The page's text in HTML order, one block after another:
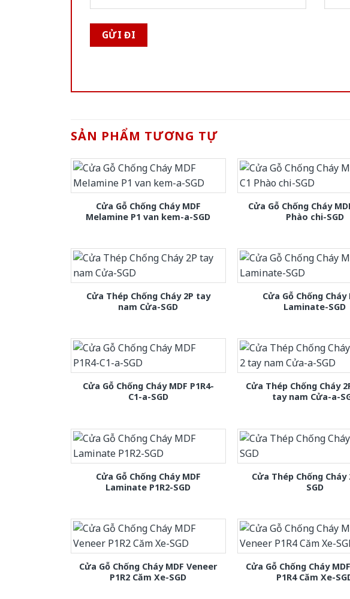
SẢN PHẨM TƯƠNG TỰ
Cửa Gỗ Chống Cháy MDF
Melamine P1 van kem-a-SGD
Cửa Gỗ Chống Cháy
Phào chi-SGD
Cửa Thép Chống Cháy 2P tay
nam Cửa-SGD
Cửa Gỗ Chống Cháy
Laminate-SGD
Cửa Gỗ Chống Cháy MDF P1R4-
C1-a-SGD
Cửa Thép Chống Cháy
tay nam Cửa-a-
Cửa Gỗ Chống Cháy MDF
Laminate P1R2-SGD
Cửa Thép Chống Cháy
SGD
Cửa Gỗ Chống Cháy MDF Veneer
P1R2 Căm Xe-SGD
Cửa Gỗ Chống Cháy
P1R4 Căm Xe-